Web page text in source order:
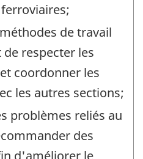
de travail
respecter les
coordonner les
les autres sections;
problèmes reliés au
des
d'améliorer le